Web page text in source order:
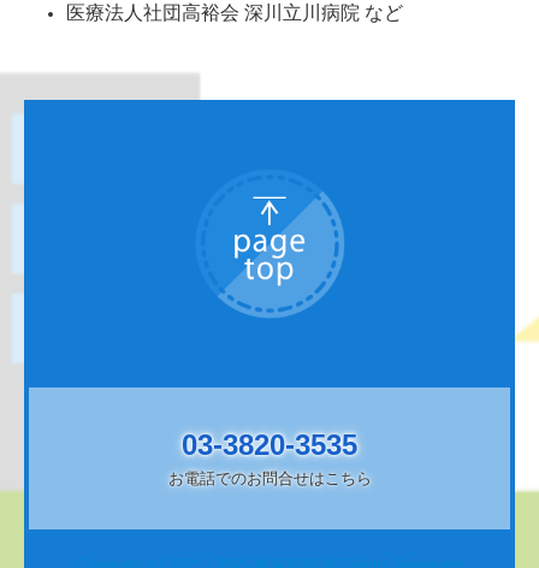
医療法人社団高裕会 深川立川病院 など
03-3820-3535
お電話でのお問合せはこちら